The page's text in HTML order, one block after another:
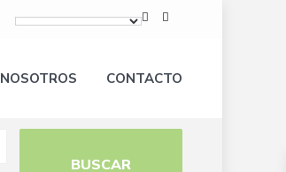
NOSOTROS
CONTACTO